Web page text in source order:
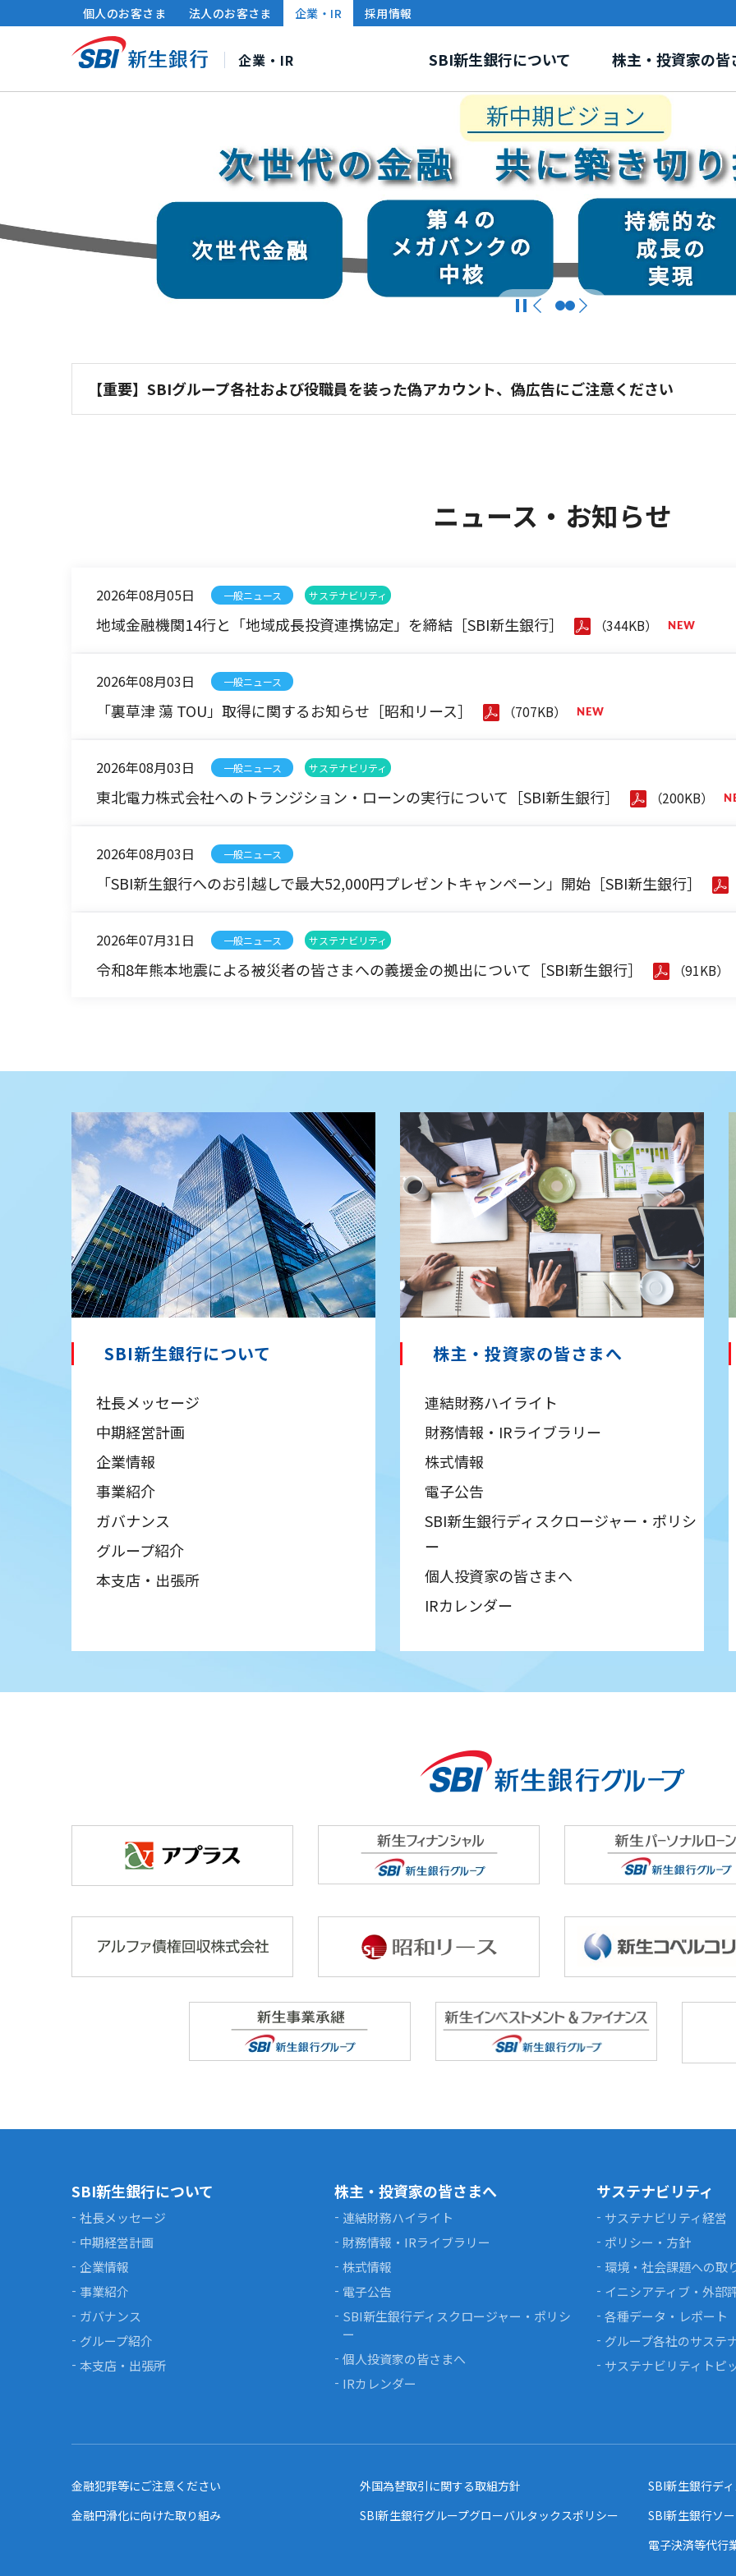
【重要】SBIグループ各社および役職員を装った偽アカウント、偽広告にご注意ください
ニュース・お知らせ
2026年08月05日 一般ニュース サステナビリティ
地域金融機関14行と「地域成長投資連携協定」を締結［SBI新生銀行］ （344KB）
2026年08月03日 一般ニュース
「裏草津 蕩 TOU」取得に関するお知らせ［昭和リース］ （707KB）
2026年08月03日 一般ニュース サステナビリティ
東北電力株式会社へのトランジション・ローンの実行について［SBI新生銀行］ （200KB）
2026年08月03日 一般ニュース
「SBI新生銀行へのお引越しで最大52,000円プレゼントキャンペーン」開始［SBI新生銀行］
2026年07月31日 一般ニュース サステナビリティ
令和8年熊本地震による被災者の皆さまへの義援金の拠出について［SBI新生銀行］ （91KB）
SBI新生銀行について
社長メッセージ
中期経営計画
企業情報
事業紹介
ガバナンス
グループ紹介
本支店・出張所
株主・投資家の皆さまへ
連結財務ハイライト
財務情報・IRライブラリー
株式情報
電子公告
SBI新生銀行ディスクロージャー・ポリシ
ー
個人投資家の皆さまへ
IRカレンダー
SBI新生銀行について
社長メッセージ
中期経営計画
企業情報
事業紹介
ガバナンス
グループ紹介
本支店・出張所
株主・投資家の皆さまへ
連結財務ハイライト
財務情報・IRライブラリー
株式情報
電子公告
SBI新生銀行ディスクロージャー・ポリシ
ー
個人投資家の皆さまへ
IRカレンダー
サステナビリティ
サステナビリティ経営
ポリシー・方針
環境・社会課題への取
イニシアティブ・外部
各種データ・レポート
グループ各社のサステ
サステナビリティトピ
金融犯罪等にご注意ください
金融円滑化に向けた取り組み
外国為替取引に関する取組方針
SBI新生銀行グループグローバルタックスポリシー
SBI新生銀行デ
SBI新生銀行ソ
電子決済等代行
個人のお客さま 法人のお客さま 企業・IR 採用情報
SBI新生銀行について
中期経営計画 企業情報 事業紹介 ガバナンス グループ紹介
SBI新生銀行について
株主・投資家の皆さまへ
財務情報・IRライブラリー 株式情報 電子公告
SBI新生銀行ディ
個人投資家の皆さまへ
IRカレンダー
株主・投資家の皆
サステナビリティ
ポリシー・方針 環境・社会課題への取り組み
イニシアティブ・外部評
グループ各社のサステナビリティ
サステナビリティトピックス
企業・IR